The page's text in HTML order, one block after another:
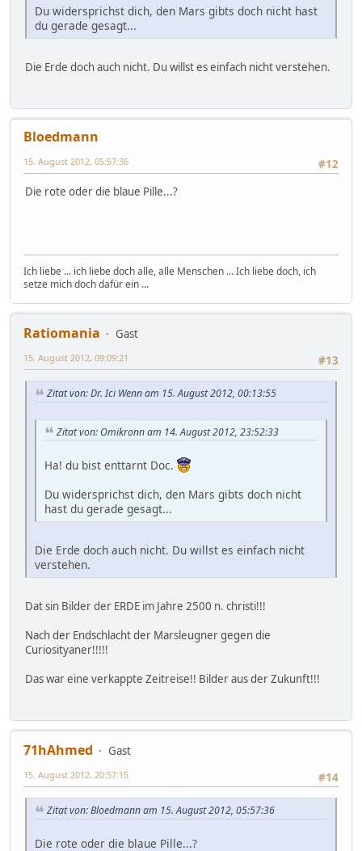
Du widersprichst dich, den Mars gibts doch nicht hast
du gerade gesagt...
Die Erde doch auch nicht. Du willst es einfach nicht verstehen.
Bloedmann
#12
15. August 2012, 05:57:36
Die rote oder die blaue Pille...?
Ich liebe ... ich liebe doch alle, alle Menschen ... Ich liebe doch, ich
setze mich doch dafür ein ...
Ratiomania
Gast
#13
15. August 2012, 09:09:21
Zitat von: Dr. Ici Wenn am 15. August 2012, 00:13:55
Zitat von: Omikronn am 14. August 2012, 23:52:33
Ha! du bist enttarnt Doc.
Du widersprichst dich, den Mars gibts doch nicht
hast du gerade gesagt...
Die Erde doch auch nicht. Du willst es einfach nicht
verstehen.
Dat sin Bilder der ERDE im Jahre 2500 n. christi!!!
Nach der Endschlacht der Marsleugner gegen die
Curiosityaner!!!!!
Das war eine verkappte Zeitreise!! Bilder aus der Zukunft!!!
71hAhmed
Gast
#14
15. August 2012, 20:57:15
Zitat von: Bloedmann am 15. August 2012, 05:57:36
Die rote oder die blaue Pille...?